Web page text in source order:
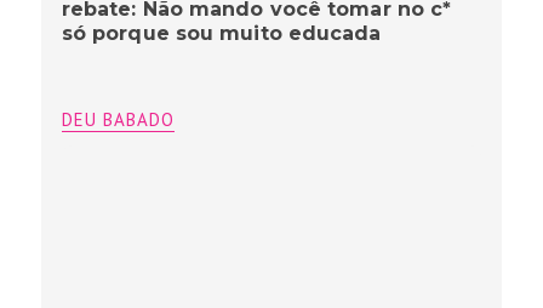
rebate: Não mando você tomar no c*
só porque sou muito educada
DEU BABADO